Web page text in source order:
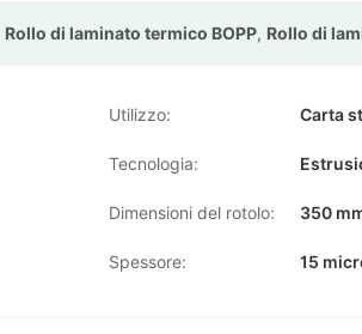
Rollo di laminato termico BOPP, Rollo di
Utilizzo: Carta
Tecnologia:
Dimensioni del rotolo: 350
Spessore: 15